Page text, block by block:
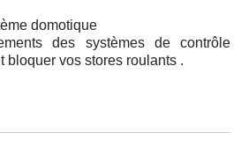
domotique
des systèmes de contrôle
bloquer vos stores roulants .